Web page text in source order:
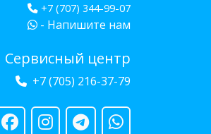
+7 (707) 344-99-07
- Напишите нам
Сервисный центр
+7 (705) 216-37-79